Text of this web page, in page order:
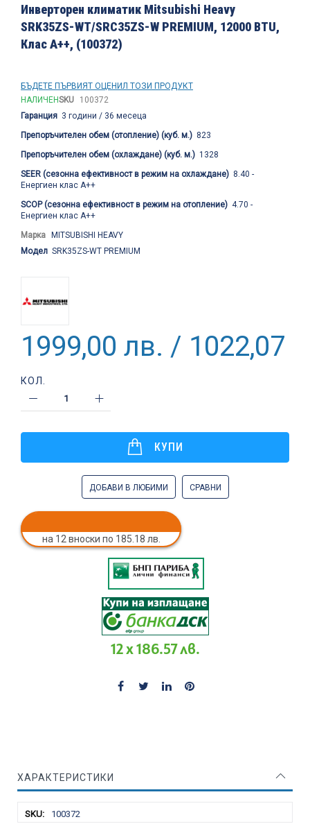
към
началото
на
галерия
Инверторен климатик Mitsubishi Heavy
SRK35ZS-WT/SRC35ZS-W PREMIUM, 12000 BTU,
Клас A++, (100372)
БЪДЕТЕ ПЪРВИЯТ ОЦЕНИЛ ТОЗИ ПРОДУКТ
НАЛИЧЕНSKU
100372
Гаранция 3 години / 36 месеца
Препоръчителен обем (отопление) (куб. м.) 823
Препоръчителен обем (охлаждане) (куб. м.) 1328
SEER (сезонна ефективност в режим на охлаждане) 8.40 -
Енергиен клас А++
SCOP (сезонна ефективност в режим на отопление) 4.70 -
Енергиен клас А++
Марка MITSUBISHI HEAVY
Модел SRK35ZS-WT PREMIUM
1999,00 лв. / 1022,07 €
КОЛ.
КУПИ
ДОБАВИ В ЛЮБИМИ СРАВНИ
на 12 вноски по 185.18 лв.
12 x 186.57 лв.
ХАРАКТЕРИСТИКИ
100372